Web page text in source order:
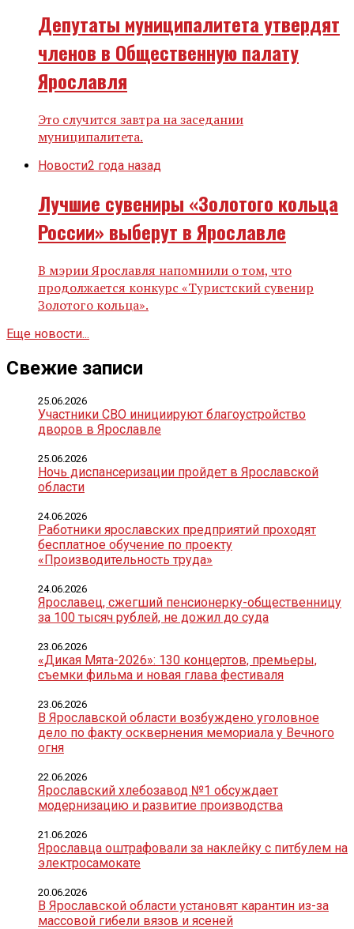
Депутаты муниципалитета утвердят
членов в Общественную палату
Ярославля
Это случится завтра на заседании
муниципалитета.
Новости2 года назад
Лучшие сувениры «Золотого кольца
России» выберут в Ярославле
В мэрии Ярославля напомнили о том, что
продолжается конкурс «Туристский сувенир
Золотого кольца».
Еще новости...
Свежие записи
Участники СВО инициируют благоустройство
дворов в Ярославле
25.06.2026
Ночь диспансеризации пройдет в Ярославской
области
25.06.2026
Работники ярославских предприятий проходят
бесплатное обучение по проекту
«Производительность труда»
24.06.2026
Ярославец, сжегший пенсионерку-общественницу
за 100 тысяч рублей, не дожил до суда
24.06.2026
«Дикая Мята-2026»: 130 концертов, премьеры,
съемки фильма и новая глава фестиваля
23.06.2026
В Ярославской области возбуждено уголовное
дело по факту осквернения мемориала у Вечного
огня
23.06.2026
Ярославский хлебозавод №1 обсуждает
модернизацию и развитие производства
22.06.2026
Ярославца оштрафовали за наклейку с питбулем на
электросамокате
21.06.2026
В Ярославской области установят карантин из-за
массовой гибели вязов и ясеней
20.06.2026